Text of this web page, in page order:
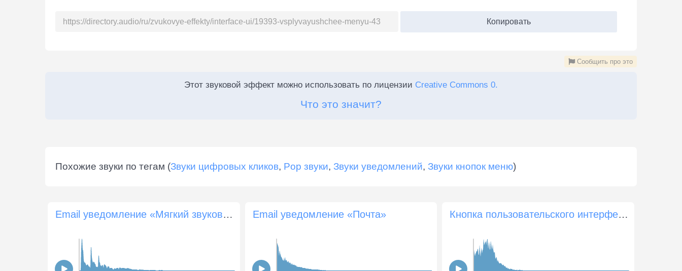
Копировать
Сообщить про это
Этот звуковой эффект можно использовать по лицензии Creative Commons 0.
Что это значит?
Похожие звуки по тегам (Звуки цифровых кликов, Pop звуки, Звуки уведомлений, Звуки кнопок меню)
Email уведомление «Мягкий звуковой сигнал» Email уведомление «Почта» Кнопка пользовательского интерфейса (неудача) 1